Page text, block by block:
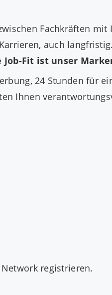
Fachkräften
auch
Job-Fit ist unser
24 Stunden für
Ihnen
registrieren.